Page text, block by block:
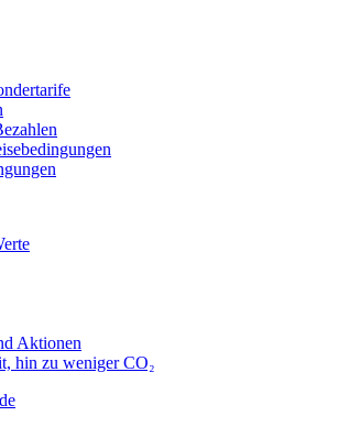
Aktionen
hin zu weniger CO₂